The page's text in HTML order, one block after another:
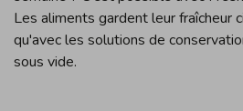
Les aliments gardent leur fraîcheur
qu'avec les solutions de
sous vide.